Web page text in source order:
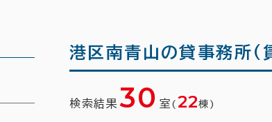
港区南青山の貸事務所(
検索結果 30 室 ( 22棟)